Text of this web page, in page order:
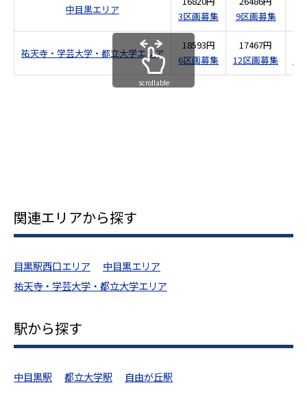
中目黒エリア
3区画募集
9区画募集
祐天寺・学芸大学・都立大学エリア
18593円
6区画募集
17467円
12区画募集
10
scrollable
関連エリアから探す
目黒駅西口エリア
中目黒エリア
祐天寺・学芸大学・都立大学エリア
駅から探す
中目黒駅 都立大学駅 自由が丘駅